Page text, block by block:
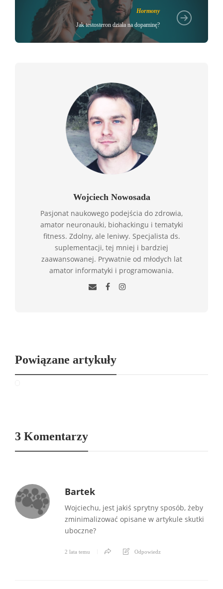
Hormony
Jak testosteron działa na dopaminę?
Wojciech Nowosada
Pasjonat naukowego podejścia do zdrowia,
amator neuronauki, biohackingu i tematyki
fitness. Zdolny, ale leniwy. Specjalista ds.
suplementacji, tej mniej i bardziej
zaawansowanej. Prywatnie od młodych lat
amator informatyki i programowania.
Powiązane artykuły
3 Komentarzy
Bartek
Wojciechu, jest jakiś sprytny sposób, żeby
zminimalizować opisane w artykule skutki
uboczne?
2 lata temu Odpowiedz